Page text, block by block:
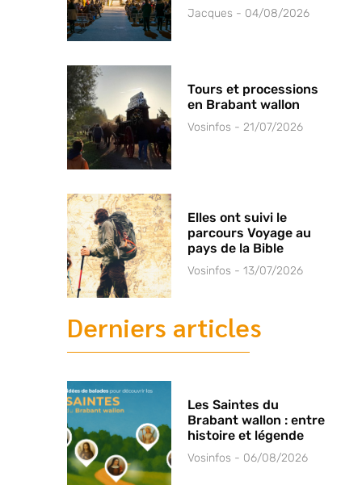
Jacques 04/08/2026
Tours et processions
en Brabant wallon
Vosinfos 21/07/2026
Elles ont suivi le
parcours Voyage au
pays de la Bible
Vosinfos 13/07/2026
Derniers articles
Les Saintes du
Brabant wallon : entre
histoire et légende
Vosinfos 06/08/2026